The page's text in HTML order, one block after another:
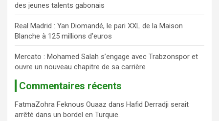
des jeunes talents gabonais
Real Madrid : Yan Diomandé, le pari XXL de la Maison
Blanche à 125 millions d’euros
Mercato : Mohamed Salah s’engage avec Trabzonspor et
ouvre un nouveau chapitre de sa carrière
Commentaires récents
FatmaZohra Feknous Ouaaz dans Hafid Derradji serait
arrêté dans un bordel en Turquie.